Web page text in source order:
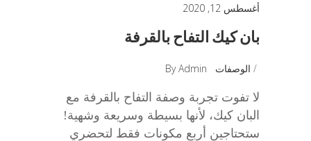
أغسطس 12, 2020
بان كيك التفاح بالقرفة
الوصفات ByAdmin
لا تفوت تجربة وصفة التفاح بالقرفة مع
البان كيك، لأنها بسيطة وسريعة وشهية!
ستحتاجين أربع مكونات فقط لتحضري